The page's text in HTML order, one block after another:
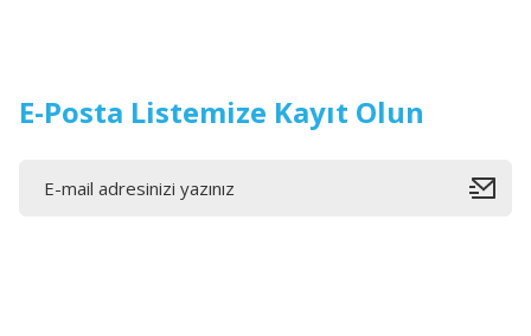
E-Posta Listemize Kayıt Olun